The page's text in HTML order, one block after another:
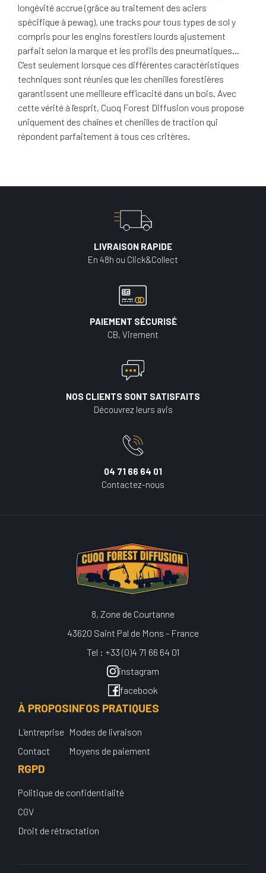
longévité accrue (grâce au traitement des aciers
spécifique à pewag), une tracks pour tous types de sol y
compris pour les engins forestiers lourds ajustement
parfait selon la marque et les profils des pneumatiques…
C'est seulement lorsque ces différentes caractéristiques
techniques sont réunies que les chenilles forestières
garantissent une meilleure efficacité dans un bois. Avec
cette vérité à l'esprit, Cuoq Forest Diffusion vous propose
uniquement des chaînes et chenilles de traction qui
répondent parfaitement à tous ces critères.
LIVRAISON RAPIDE
En 48h ou Click&Collect
PAIEMENT SÉCURISÉ
CB, Virement
NOS CLIENTS SONT SATISFAITS
Découvrez leurs avis
04 71 66 64 01
Contactez-nous
8, Zone de Courtanne
43620 Saint Pal de Mons - France
Tel : +33 (0)4 71 66 64 01
instagram
facebook
À PROPOS
L'entreprise
Contact
INFOS PRATIQUES
Modes de livraison
Moyens de paiement
RGPD
Politique de confidentialité
CGV
Droit de rétractation